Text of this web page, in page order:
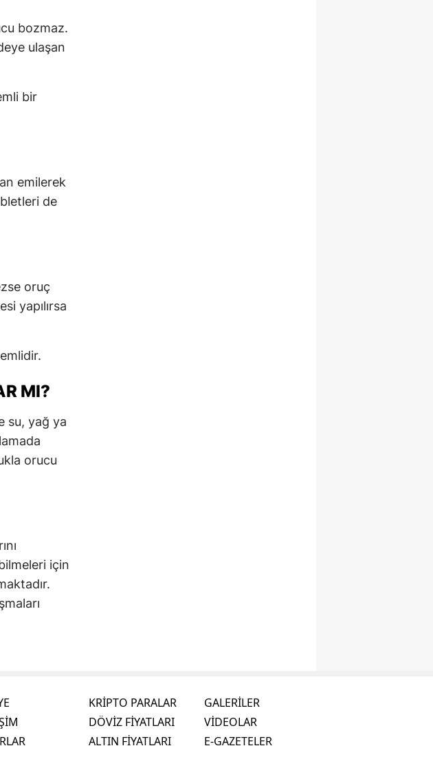
bozmaz.
ulaşan
bir
emilerek
de
oruç
yapılırsa
MI?
su, yağ ya
orucu
için
KRİPTO PARALAR
DÖVİZ FİYATLARI
ALTIN FİYATLARI
GALERİLER
VİDEOLAR
E-GAZETELER